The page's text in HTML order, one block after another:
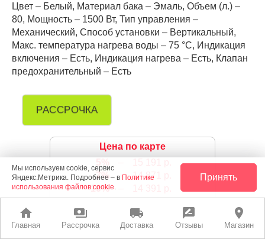
home
Главная
payments
Рассрочка
local_shipping
Доставка
rate_review
Отзывы
place
Магазин
Цвет – Белый, Материал бака – Эмаль, Объем (л.) –
80, Мощность – 1500 Вт, Тип управления –
Механический, Способ установки – Вертикальный,
Макс. температура нагрева воды – 75 °С, Индикация
включения – Есть, Индикация нагрева – Есть, Клапан
предохранительный – Есть
РАССРОЧКА
Цена по карте
7%
–
14 871 р.
10%
15 990 руб. В корзину leaderboard
Мы используем cookie, сервис
Яндекс.Метрика. Подробнее – в Политике
использования файлов cookie.
Принять